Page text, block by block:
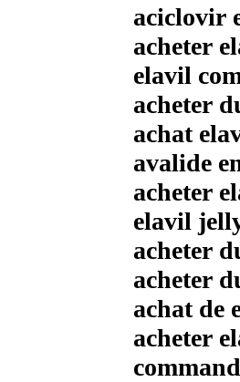
aciclovir
acheter
elavil
acheter
achat
avalide
acheter
elavil
acheter
acheter
achat de
acheter